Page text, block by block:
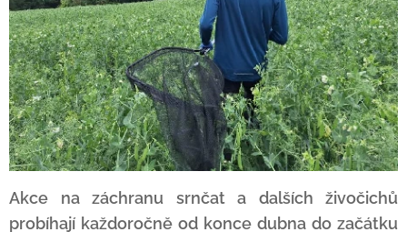
Akce na záchranu srnčat a dalších živočichů
probíhají každoročně od konce dubna do začátku